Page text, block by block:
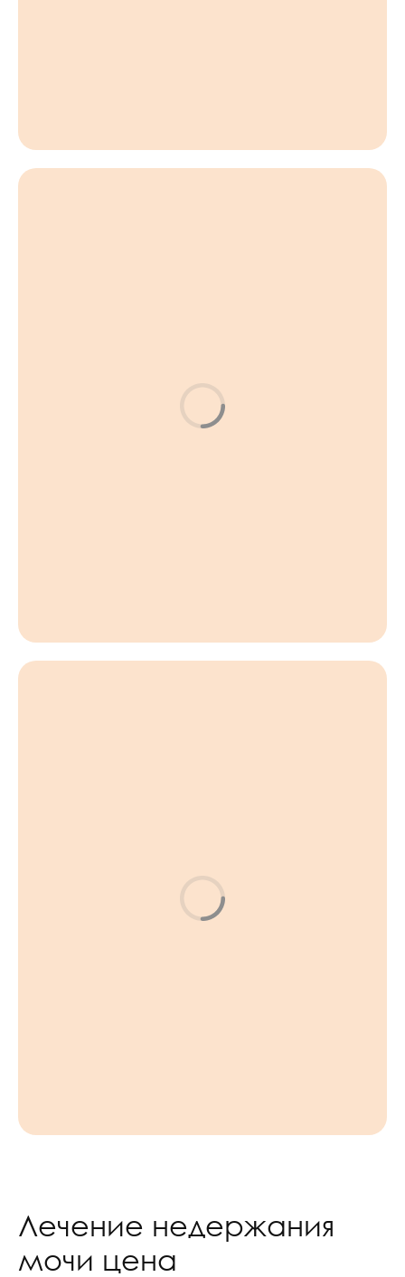
Лечение недержания
мочи цена